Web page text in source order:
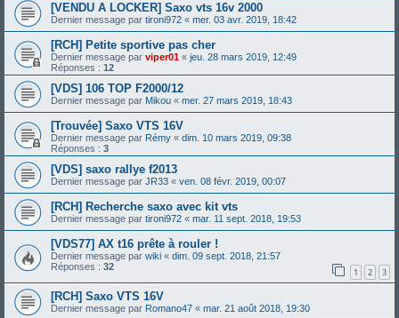
[VENDU A LOCKER] Saxo vts 16v 2000
Dernier message par tironi972 « mer. 03 avr. 2019, 18:42
[RCH] Petite sportive pas cher
Dernier message par viper01 « jeu. 28 mars 2019, 12:49
Réponses : 12
[VDS] 106 TOP F2000/12
Dernier message par Mikou « mer. 27 mars 2019, 18:43
[Trouvée] Saxo VTS 16V
Dernier message par Rémy « dim. 10 mars 2019, 09:38
Réponses : 3
[VDS] saxo rallye f2013
Dernier message par JR33 « ven. 08 févr. 2019, 00:07
[RCH] Recherche saxo avec kit vts
Dernier message par tironi972 « mar. 11 sept. 2018, 19:53
[VDS77] AX t16 prête à rouler !
Dernier message par wiki « dim. 09 sept. 2018, 21:57
Réponses : 32 1 2 3
[RCH] Saxo VTS 16V
Dernier message par Romano47 « mar. 21 août 2018, 19:30